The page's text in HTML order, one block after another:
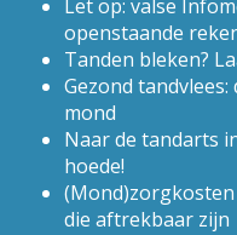
Let op: valse
openstaande
Tanden bleken?
Gezond
mond
Naar de tandarts
hoede!
(Mond)zorgkosten
die aftrekbaar zijn